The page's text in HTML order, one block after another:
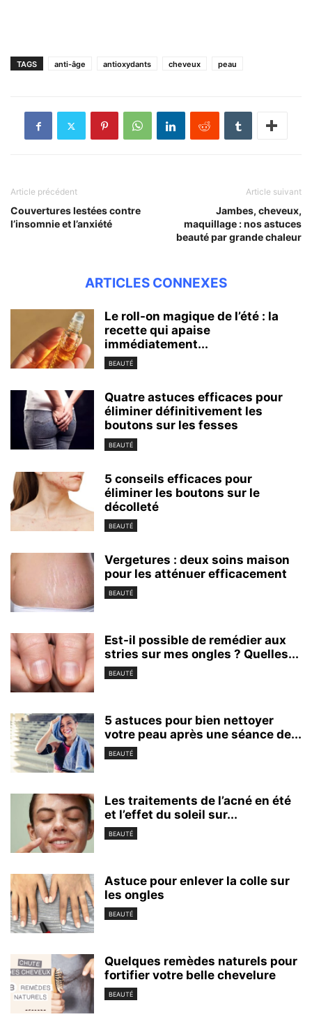
TAGS anti-âge antioxydants cheveux peau
Article précédent
Couvertures lestées contre
l’insomnie et l’anxiété
Article suivant
Jambes, cheveux,
maquillage : nos astuces
beauté par grande chaleur
ARTICLES CONNEXES
Le roll-on magique de l’été : la
recette qui apaise
immédiatement...
BEAUTÉ
Quatre astuces efficaces pour
éliminer définitivement les
boutons sur les fesses
BEAUTÉ
5 conseils efficaces pour
éliminer les boutons sur le
décolleté
BEAUTÉ
Vergetures : deux soins maison
pour les atténuer efficacement
BEAUTÉ
Est-il possible de remédier aux
stries sur mes ongles ? Quelles...
BEAUTÉ
5 astuces pour bien nettoyer
votre peau après une séance de...
BEAUTÉ
Les traitements de l’acné en été
et l’effet du soleil sur...
BEAUTÉ
Astuce pour enlever la colle sur
les ongles
BEAUTÉ
Quelques remèdes naturels pour
fortifier votre belle chevelure
BEAUTÉ